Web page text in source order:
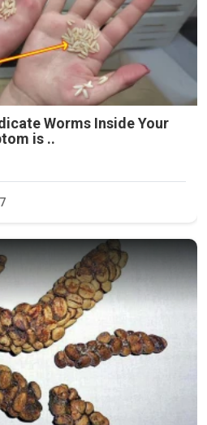
Worms Inside Your
is ..